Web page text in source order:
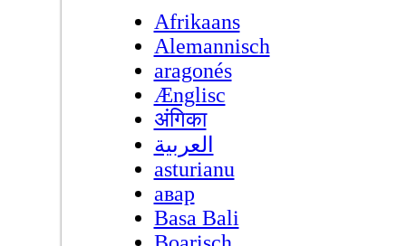
Afrikaans
Alemannisch
aragonés
Ænglisc
अंगिका
العربية
asturianu
авар
Basa Bali